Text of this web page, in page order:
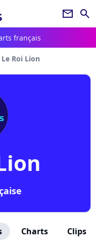
newsletter search
français
Le Roi Lion
Charts Clips